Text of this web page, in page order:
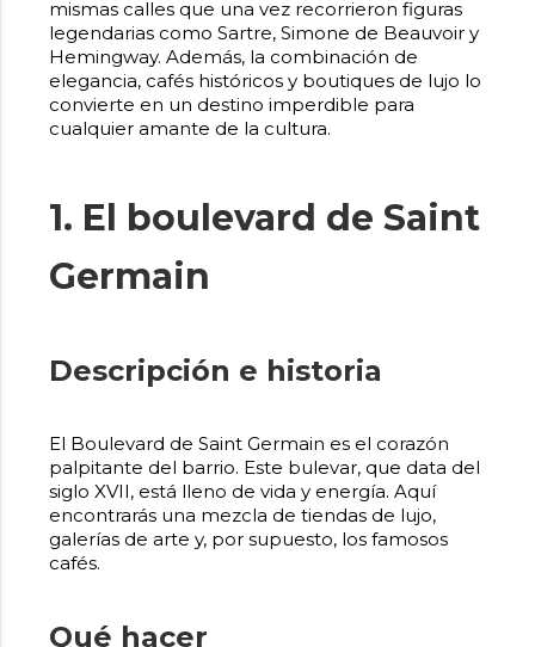
mismas calles que una vez recorrieron figuras
legendarias como Sartre, Simone de Beauvoir y
Hemingway. Además, la combinación de
elegancia, cafés históricos y boutiques de lujo lo
convierte en un destino imperdible para
cualquier amante de la cultura.
1. El boulevard de Saint
Germain
Descripción e historia
El Boulevard de Saint Germain es el corazón
palpitante del barrio. Este bulevar, que data del
siglo XVII, está lleno de vida y energía. Aquí
encontrarás una mezcla de tiendas de lujo,
galerías de arte y, por supuesto, los famosos
cafés.
Qué hacer